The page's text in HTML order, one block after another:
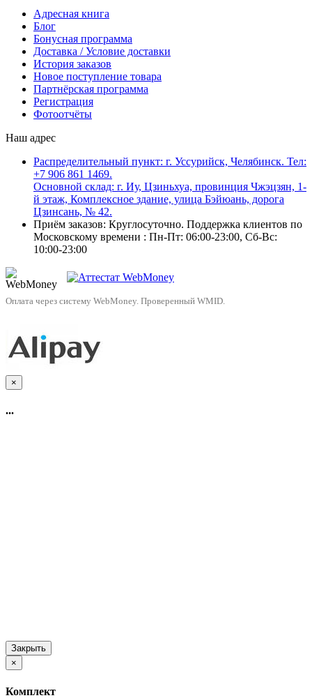
Адресная книга
Блог
Бонусная программа
Доставка / Условие доставки
История заказов
Новое поступление товара
Партнёрская программа
Регистрация
Фотоотчёты
Наш адрес
Распределительный пункт: г. Уссурийск, Челябинск. Тел:
+7 906 861 1469.
Основной склад: г. Иу, Цзиньхуа, провинция Чжэцзян, 1-
й этаж, Комплексное здание, улица Бэйюань, дорога
Цзинсань, № 42.
Приём заказов: Круглосуточно. Поддержка клиентов по
Московскому времени : Пн-Пт: 06:00-23:00, Сб-Вс:
10:00-23:00
Оплата через систему WebMoney. Проверенный WMID.
×
...
Закрыть
×
Комплект